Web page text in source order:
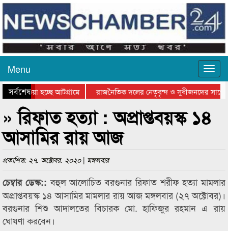
Menu
সর্বশেষ
যাওয়া হচ্ছে আটগ্রামে
রাজনৈতিক দলের নেতৃবৃন্দ ও সুধীজনদের সাথে
পুরস্কার বিতরণ সম্পন্ন
» রিফাত হত্যা : অপ্রাপ্তবয়স্ক ১৪
আসামির রায় আজ
প্রকাশিত: ২৭. অক্টোবর. ২০২০ | মঙ্গলবার
চেম্বার ডেস্ক::বহুল আলোচিত বরগুনার রিফাত শরীফ হত্যা মামলার
অপ্রাপ্তবয়স্ক ১৪ আসামির মামলার রায় আজ মঙ্গলবার (২৭ অক্টোবর)।
বরগুনার শিশু আদালতের বিচারক মো. হাফিজুর রহমান এ রায়
ঘোষণা করবেন।